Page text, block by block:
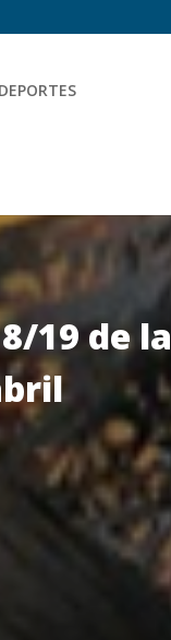
DEPORTES
19 de la